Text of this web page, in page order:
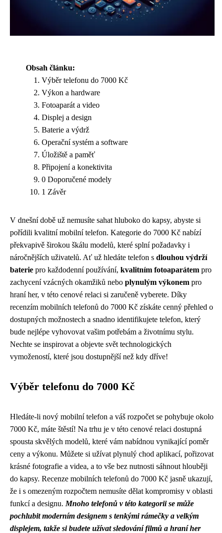
Obsah článku:
Výběr telefonu do 7000 Kč
Výkon a hardware
Fotoaparát a video
Displej a design
Baterie a výdrž
Operační systém a software
Úložiště a paměť
Připojení a konektivita
0 Doporučené modely
1 Závěr
V dnešní době už nemusíte sahat hluboko do kapsy, abyste si
pořídili kvalitní mobilní telefon. Kategorie do 7000 Kč nabízí
překvapivě širokou škálu modelů, které splní požadavky i
náročnějších uživatelů. Ať už hledáte telefon s dlouhou výdrží
baterie pro každodenní používání, kvalitním fotoaparátem pro
zachycení vzácných okamžiků nebo plynulým výkonem pro
hraní her, v této cenové relaci si zaručeně vyberete. Díky
recenzím mobilních telefonů do 7000 Kč získáte cenný přehled o
dostupných možnostech a snadno identifikujete telefon, který
bude nejlépe vyhovovat vašim potřebám a životnímu stylu.
Nechte se inspirovat a objevte svět technologických
vymožeností, které jsou dostupnější než kdy dříve!
Výběr telefonu do 7000 Kč
Hledáte-li nový mobilní telefon a váš rozpočet se pohybuje okolo
7000 Kč, máte štěstí! Na trhu je v této cenové relaci dostupná
spousta skvělých modelů, které vám nabídnou vynikající poměr
ceny a výkonu. Můžete si užívat plynulý chod aplikací, pořizovat
krásné fotografie a videa, a to vše bez nutnosti sáhnout hlouběji
do kapsy. Recenze mobilních telefonů do 7000 Kč jasně ukazují,
že i s omezeným rozpočtem nemusíte dělat kompromisy v oblasti
funkcí a designu. Mnoho telefonů v této kategorii se může
pochlubit moderním designem s tenkými rámečky a velkým
displejem, takže si budete užívat sledování filmů a hraní her